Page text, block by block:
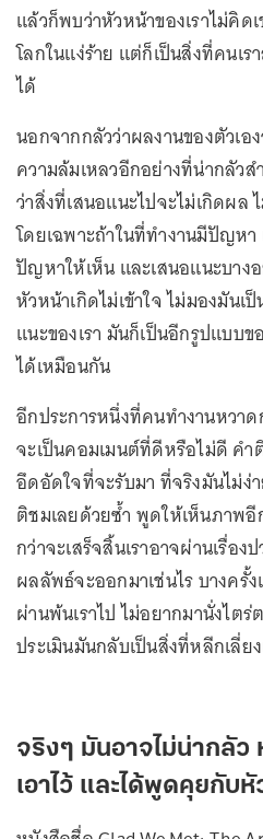
แล้วก็พบว่าหัวหน้าของเราไม่คิ
โลกในแง่ร้าย แต่ก็เป็นสิ่งที่คนเ
ได้
นอกจากกลัวว่าผลงานของตัวเอ
ความล้มเหลวอีกอย่างที่น่ากลัว
ว่าสิ่งที่เสนอแนะไปจะไม่เกิดผล
โดยเฉพาะถ้าในที่ทำงานมีปัญห
ปัญหาให้เห็น และเสนอแนะบา
หัวหน้าเกิดไม่เข้าใจ ไม่มองมัน
แนะของเรา มันก็เป็นอีกรูปแบบข
ได้เหมือนกัน
อีกประการหนึ่งที่คนทำงานหวา
จะเป็นคอมเมนต์ที่ดีหรือไม่ดี คำ
อึดอัดใจที่จะรับมา ที่จริงมันไม่ง่
ติชมเลยด้วยซ้ำ พูดให้เห็นภาพอี
กว่าจะเสร็จสิ้นเราอาจผ่านเรื่อ
ผลลัพธ์จะออกมาเช่นไร บางครั้
ผ่านพ้นเราไป ไม่อยากมานั่งไต
ประเมินมันกลับเป็นสิ่งที่หลีกเลี่ย
จริงๆ มันอาจไม่น่ากลัว
เอาไว้ และได้พูดคุยกับ